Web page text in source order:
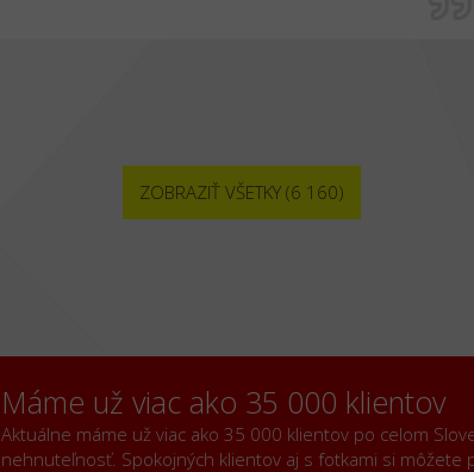
ZOBRAZIŤ VŠETKY (6 160)
Máme už viac ako 35 000 klientov
Aktuálne máme už viac ako 35 000 klientov po celom
nehnuteľnosť. Spokojných klientov aj s fotkami si môžete